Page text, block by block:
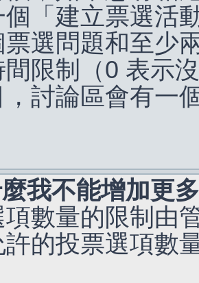
「建立票選活
票選問題和至少
間限制（0 表示
討論區會有一
我不能增加更
數量的限制由
的投票選項數